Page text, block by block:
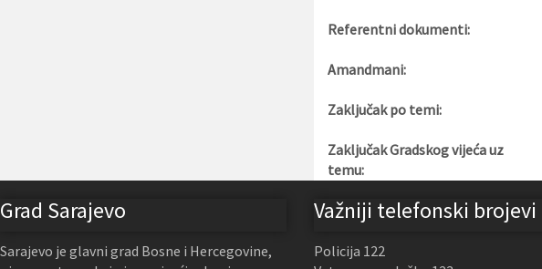
Referentni dokumenti:
Amandmani:
Zaključak po temi:
Zaključak Gradskog vijeća uz
temu:
Grad Sarajevo
Sarajevo je glavni grad Bosne i Hercegovine,
Važniji telefonski brojevi
Policija 122